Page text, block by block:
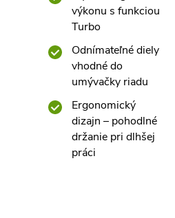
výkonu s funkciou
Turbo
Odnímateľné diely
vhodné do
umývačky riadu
Ergonomický
dizajn – pohodlné
držanie pri dlhšej
práci